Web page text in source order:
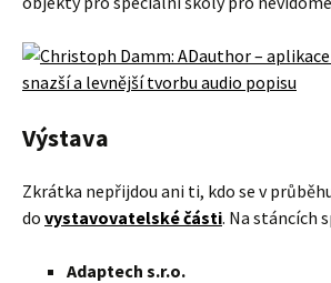
Výstava
Zkrátka nepřijdou ani ti, kdo se v
do vystavovatelské části. Na stáncích
Adaptech s.r.o.